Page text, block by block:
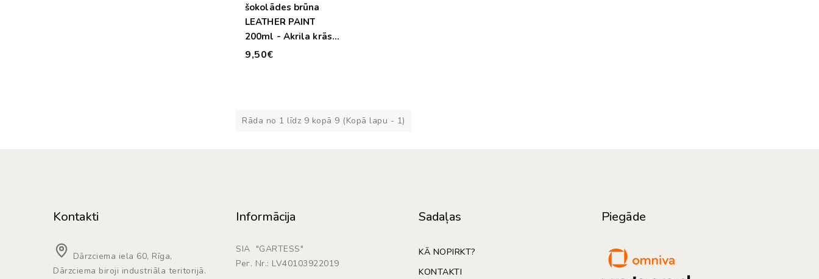
šokolādes brūna
LEATHER PAINT
200ml - Akrila krāsa
natur. un māksl. ādai
9,50€
Rāda no 1 līdz 9 kopā 9 (Kopā lapu - 1)
Kontakti
Dārzciema iela 60, Rīga,
Dārzciema biroji industriāla teritorijā.
Informācija
SIA "GARTESS"
Рег. Nr.: LV40103922019
Sadaļas
KĀ NOPIRKT?
KONTAKTI
Piegāde